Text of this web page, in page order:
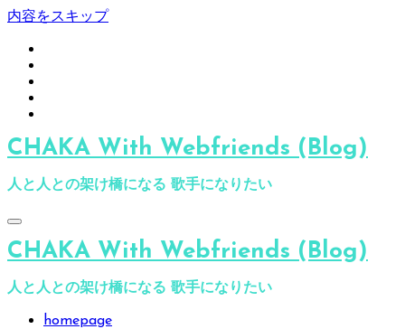
内容をスキップ
CHAKA With Webfriends (Blog)
人と人との架け橋になる 歌手になりたい
CHAKA With Webfriends (Blog)
人と人との架け橋になる 歌手になりたい
homepage